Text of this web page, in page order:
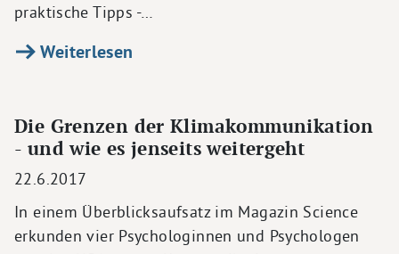
praktische Tipps -…
Weiterlesen
Die Grenzen der Klimakommunikation
- und wie es jenseits weitergeht
22.6.2017
In einem Überblicksaufsatz im Magazin Science
erkunden vier Psychologinnen und Psychologen